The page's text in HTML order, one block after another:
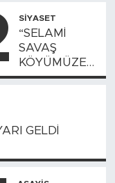
SIYASET
“SELAMİ
SAVAŞ
KÖYÜMÜZE
GİREMEZ”
GELDİ